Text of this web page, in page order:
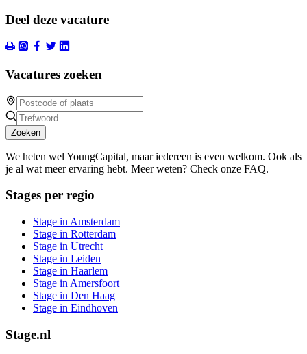
Deel deze vacature
Vacatures zoeken
Zoeken
We heten wel YoungCapital, maar iedereen is even welkom. Ook als
je al wat meer ervaring hebt. Meer weten? Check onze FAQ.
Stages per regio
Stage in Amsterdam
Stage in Rotterdam
Stage in Utrecht
Stage in Leiden
Stage in Haarlem
Stage in Amersfoort
Stage in Den Haag
Stage in Eindhoven
Stage.nl